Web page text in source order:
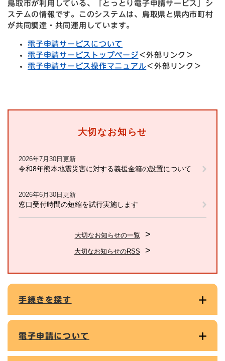
鳥取市が利用している、「とっとり電子申請サービス」シ
ステムの情報です。このシステムは、鳥取県と県内市町村
が共同調達・共同運用しています。
電子申請サービスについて
電子申請サービストップページ ＜外部リンク＞
電子申請サービス操作マニュアル＜外部リンク＞
大切なお知らせ
2026年7月30日更新
令和8年熊本地震災害に対する義援金箱の設置について
2026年6月30日更新
窓口受付時間の短縮を試行実施します
大切なお知らせの一覧
大切なお知らせのRSS
手続きを探す
電子申請について